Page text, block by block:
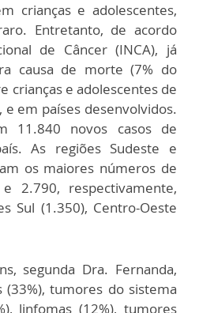
crianças e adolescentes,
Entretanto, de acordo
de Câncer (INCA), já
causa de morte (7% do
crianças e adolescentes de
e em países desenvolvidos.
11.840 novos casos de
As regiões Sudeste e
os maiores números de
2.790, respectivamente,
Sul (1.350), Centro-Oeste
segunda Dra. Fernanda,
(33%), tumores do sistema
linfomas (12%), tumores